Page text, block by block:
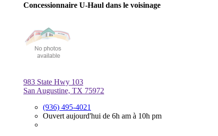
Concessionnaire U-Haul dans le voisinage
983 State Hwy 103
San Augustine, TX 75972
(936) 495-4021
Ouvert aujourd'hui de 6h am à 10h pm